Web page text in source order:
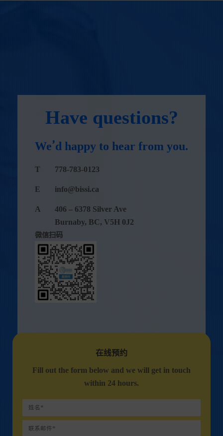
Have questions?
We’d happy to hear from you.
T 778-783-0123
E info@bissi.ca
A
406 – 6378 Silver Ave
Burnaby, BC, V5H 0J2
微信扫码
在线预约
Fill out the form below and we will get in touch
within 24 hours.